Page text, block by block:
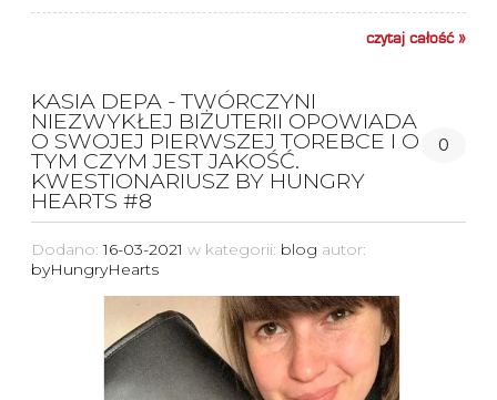
czytaj całość »
KASIA DEPA - TWÓRCZYNI
NIEZWYKŁEJ BIŻUTERII OPOWIADA
O SWOJEJ PIERWSZEJ TOREBCE I O
TYM CZYM JEST JAKOŚĆ.
KWESTIONARIUSZ BY HUNGRY
HEARTS #8
0
Dodano:16-03-2021 w kategorii: blog autor:
byHungryHearts